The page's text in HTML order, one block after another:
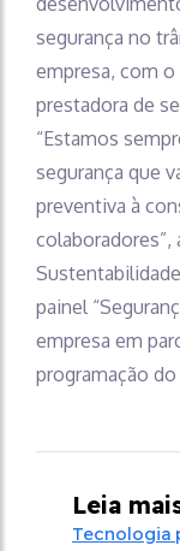
segurança no
empresa, com
prestadora de
“Estamos
segurança que
preventiva à
painel
empresa em
programação
Leia
Tecnologia